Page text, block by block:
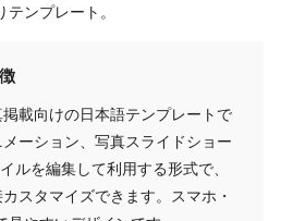
ンプレート。
載向けの日本語テンプレートで
ーション、写真スライドショー
ルを編集して利用する形式で、
スタマイズできます。スマホ・